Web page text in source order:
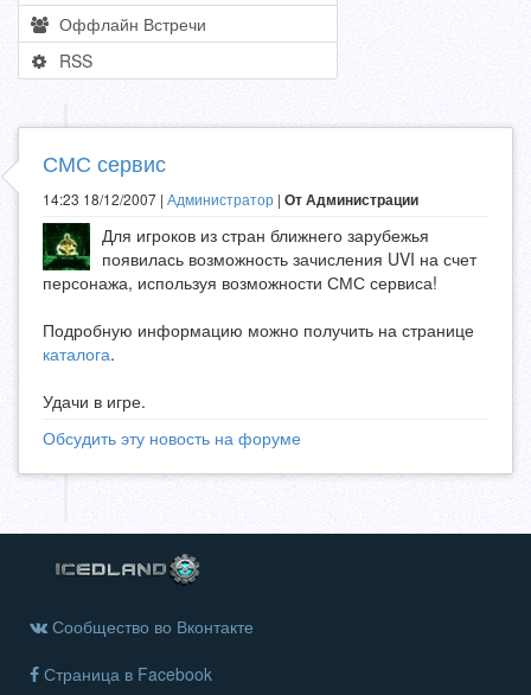
Оффлайн Встречи
RSS
СМС сервис
14:23 18/12/2007 | Администратор | От Администрации
Для игроков из стран ближнего зарубежья
появилась возможность зачисления UVI на счет
персонажа, используя возможности СМС сервиса!
Подробную информацию можно получить на странице
каталога.
Удачи в игре.
Обсудить эту новость на форуме
Сообщество во Вконтакте
Страница в Facebook